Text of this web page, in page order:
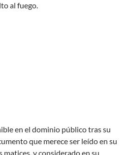
al fuego.
en el dominio público tras su
que merece ser leído en su
y considerado en su